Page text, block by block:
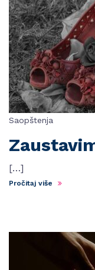
Saopštenja
[…]
Pročitaj više